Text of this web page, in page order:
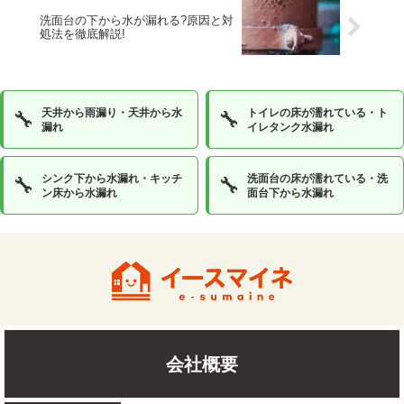
洗面台の下から水が漏れる?原因と対
処法を徹底解説!
🔧
天井から雨漏り・天井から水
漏れ
🔧
トイレの床が濡れている・ト
イレタンク水漏れ
🔧
シンク下から水漏れ・キッチ
ン床から水漏れ
🔧
洗面台の床が濡れている・洗
面台下から水漏れ
会社概要